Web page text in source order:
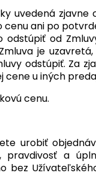
uvedená
ani po
od
je
odstúpiť. Za
u iných
cenu.
urobiť
a
bez